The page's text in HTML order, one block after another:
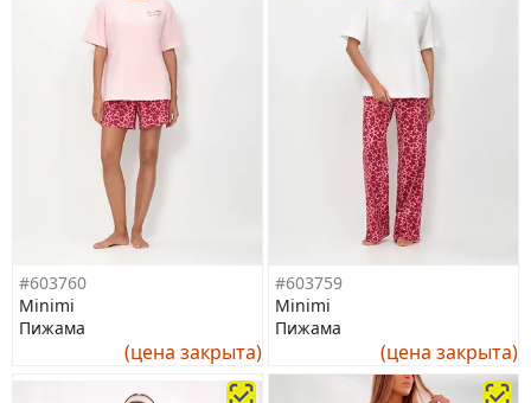
#603760
Minimi
Пижама
(цена закрыта)
#603759
Minimi
Пижама
(цена закрыта)